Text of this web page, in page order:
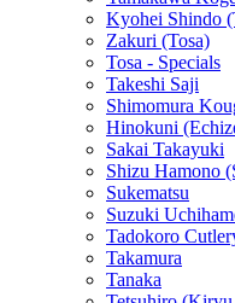
Kyohei Shindo
Zakuri (Tosa)
Tosa - Specials
Takeshi Saji
Shimomura
Hinokuni
Sakai Takayuki
Shizu Hamono
Sukematsu
Suzuki
Tadokoro
Takamura
Tanaka